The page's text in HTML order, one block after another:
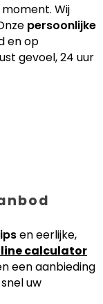
Wij
persoonlijke
en op
gevoel, 24 uur
en eerlijke,
calculator
een aanbieding
uw